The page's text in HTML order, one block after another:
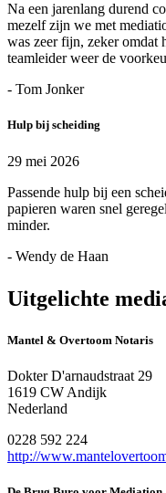
Na een jarenlang durend
mezelf zijn we met
was zeer fijn, zeker omdat
teamleider weer de
- Tom Jonker
Hulp bij scheiding
29 mei 2026
Passende hulp bij een
papieren waren snel
minder.
- Wendy de Haan
Uitgelichte
Mantel & Overtoom Notaris
Dokter D'arnaudstraat 29
1619 CW Andijk
Nederland
0228 592 224
http://